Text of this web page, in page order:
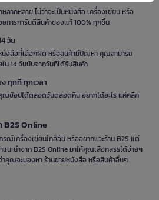
ากหลาย ไม่ว่าจะเป็นหนังสือ เครื่องเขียน หรือ
การการันตีสินค้าของแท้ 100% ทุกชิ้น
วัน
หนังสือที่เลือกผิด หรือสินค้ามีปัญหา คุณสามารถ
น 14 วันนับจากวันที่ได้รับสินค้า
ทุกที่ ทุกเวลา
ณช้อปได้ตลอดวันตลอดคืน อยากได้อะไร แค่คลิก
B2S Online
ณ์เครื่องเขียนใกล้ฉัน หรืออยากแวะร้าน B2S แต่
แนะนำจาก B2S Online มาให้คุณเลือกสรรได้ง่ายๆ
คุณจะมองหา ร้านขายหนังสือ หรือสินค้าอื่นๆ